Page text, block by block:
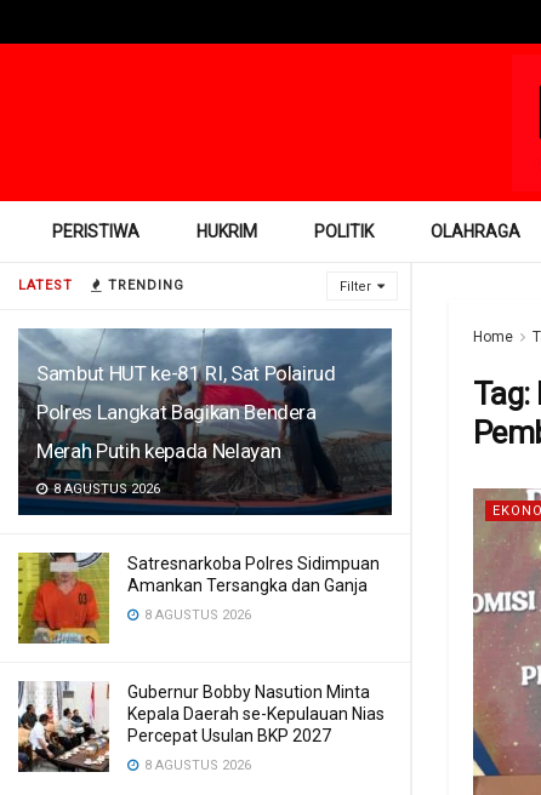
LATEST TRENDING Filter
Sambut HUT ke-81 RI, Sat Polairud
Polres Langkat Bagikan Bendera
Merah Putih kepada Nelayan
8 AGUSTUS 2026
Satresnarkoba Polres Sidimpuan
Amankan Tersangka dan Ganja
8 AGUSTUS 2026
Gubernur Bobby Nasution Minta
Kepala Daerah se-Kepulauan Nias
Percepat Usulan BKP 2027
8 AGUSTUS 2026
PERISTIWA HUKRIM POLITIK OLAHRAGA
Home
Tag: